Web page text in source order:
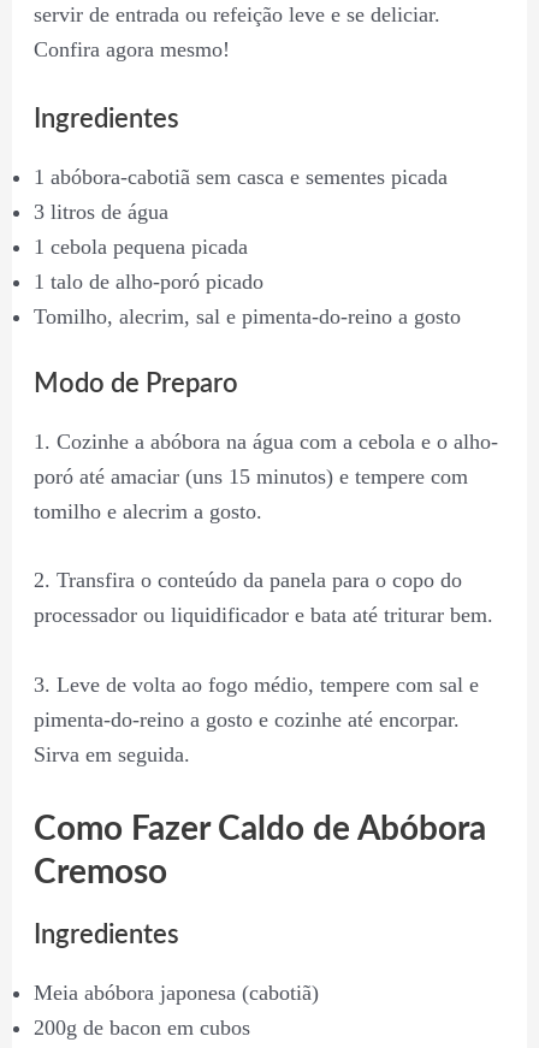
servir de entrada ou refeição leve e se deliciar.
Confira agora mesmo!
Ingredientes
1 abóbora-cabotiã sem casca e sementes picada
3 litros de água
1 cebola pequena picada
1 talo de alho-poró picado
Tomilho, alecrim, sal e pimenta-do-reino a gosto
Modo de Preparo
1. Cozinhe a abóbora na água com a cebola e o alho-
poró até amaciar (uns 15 minutos) e tempere com
tomilho e alecrim a gosto.
2. Transfira o conteúdo da panela para o copo do
processador ou liquidificador e bata até triturar bem.
3. Leve de volta ao fogo médio, tempere com sal e
pimenta-do-reino a gosto e cozinhe até encorpar.
Sirva em seguida.
Como Fazer Caldo de Abóbora
Cremoso
Ingredientes
Meia abóbora japonesa (cabotiã)
200g de bacon em cubos